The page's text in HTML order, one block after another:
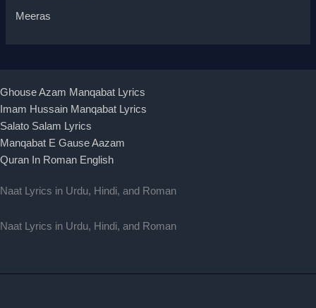
Meeras
Ghouse Azam Manqabat Lyrics
Imam Hussain Manqabat Lyrics
Salato Salam Lyrics
Manqabat E Gause Aazam
Quran In Roman English
Naat Lyrics in Urdu, Hindi, and Roman
Naat Lyrics in Urdu, Hindi, and Roman